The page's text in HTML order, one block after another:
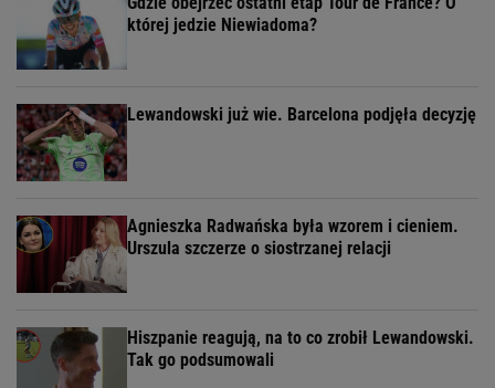
której jedzie Niewiadoma?
Lewandowski już wie. Barcelona podjęła decyzję
Agnieszka Radwańska była wzorem i cieniem.
Urszula szczerze o siostrzanej relacji
Hiszpanie reagują, na to co zrobił Lewandowski.
Tak go podsumowali